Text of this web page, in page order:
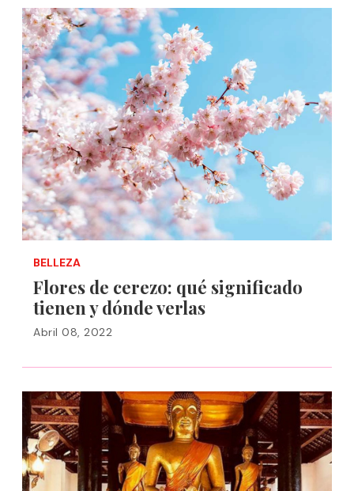
BELLEZA
Flores de cerezo: qué significado
tienen y dónde verlas
Abril 08, 2022